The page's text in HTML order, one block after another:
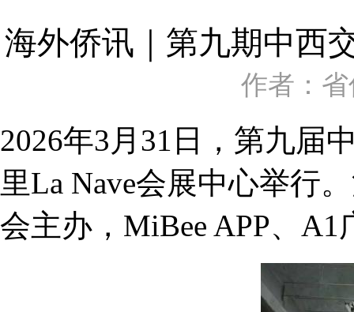
海外侨讯｜第九期中西
作者：
2026年3月31日，第九届
里La Nave会展中心举行
会主办，MiBee APP、A1